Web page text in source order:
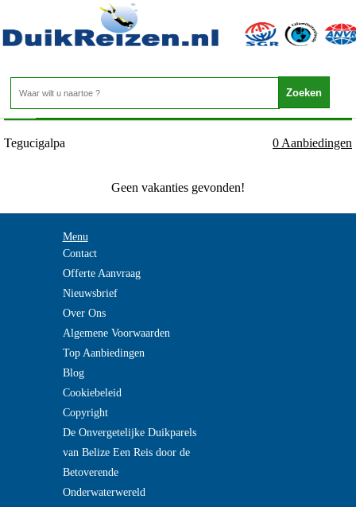
Honduras - Francisco Morazan - Tegucigalpa
Home>
Tegucigalpa 0 Aanbiedingen
Geen vakanties gevonden!
Menu
Contact
Offerte Aanvraag
Nieuwsbrief
Over Ons
Algemene Voorwaarden
Top Aanbiedingen
Blog
Cookiebeleid
Copyright
De Onvergetelijke Duikparels
van Belize Een Reis door de
Betoverende
Onderwaterwereld